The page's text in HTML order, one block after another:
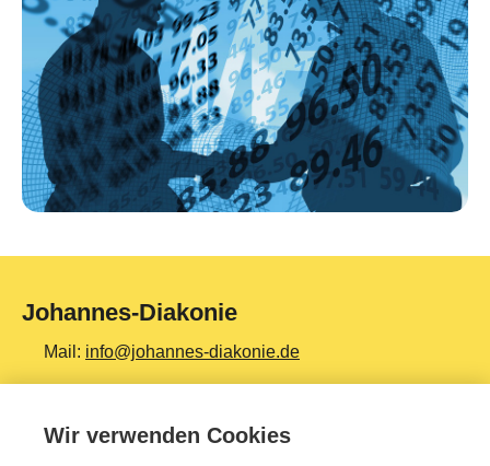
Johannes-Diakonie
Mail: info@johannes-diakonie.de
Tel:06261 - 88-0
Wir verwenden Cookies